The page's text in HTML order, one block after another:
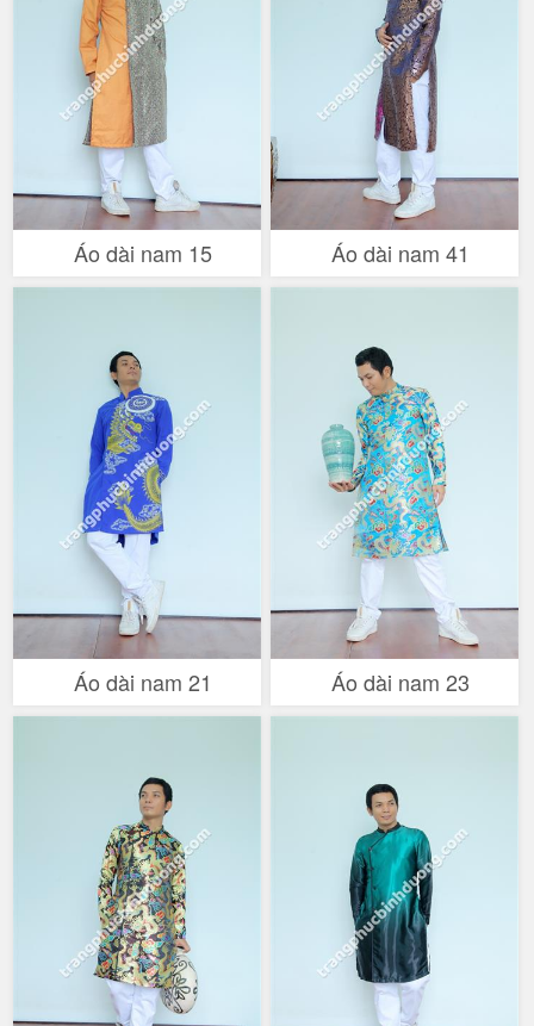
Áo dài nam 15 Áo dài nam 41
Áo dài nam 21 Áo dài nam 23